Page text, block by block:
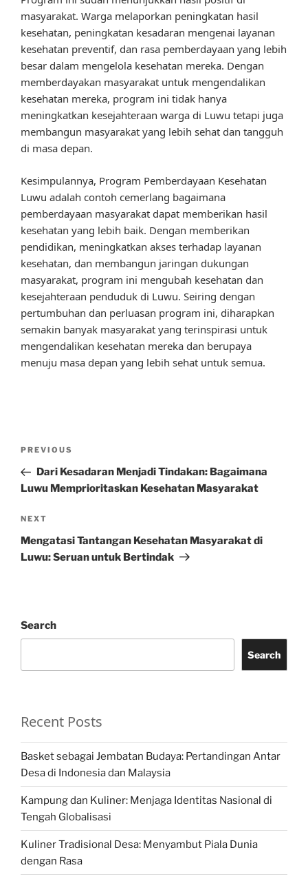
masyarakat. Warga melaporkan peningkatan hasil
kesehatan, peningkatan kesadaran mengenai layanan
kesehatan preventif, dan rasa pemberdayaan yang lebih
besar dalam mengelola kesehatan mereka. Dengan
memberdayakan masyarakat untuk mengendalikan
kesehatan mereka, program ini tidak hanya
meningkatkan kesejahteraan warga di Luwu tetapi juga
membangun masyarakat yang lebih sehat dan tangguh
di masa depan.
Kesimpulannya, Program Pemberdayaan Kesehatan
Luwu adalah contoh cemerlang bagaimana
pemberdayaan masyarakat dapat memberikan hasil
kesehatan yang lebih baik. Dengan memberikan
pendidikan, meningkatkan akses terhadap layanan
kesehatan, dan membangun jaringan dukungan
masyarakat, program ini mengubah kesehatan dan
kesejahteraan penduduk di Luwu. Seiring dengan
pertumbuhan dan perluasan program ini, diharapkan
semakin banyak masyarakat yang terinspirasi untuk
mengendalikan kesehatan mereka dan berupaya
menuju masa depan yang lebih sehat untuk semua.
Previous
Post
PREVIOUS
Dari Kesadaran Menjadi Tindakan: Bagaimana
Luwu Memprioritaskan Kesehatan Masyarakat
Next
Post
NEXT
Mengatasi Tantangan Kesehatan Masyarakat di
Luwu: Seruan untuk Bertindak
Search
Search
Recent Posts
Basket sebagai Jembatan Budaya: Pertandingan Antar
Desa di Indonesia dan Malaysia
Kampung dan Kuliner: Menjaga Identitas Nasional di
Tengah Globalisasi
Kuliner Tradisional Desa: Menyambut Piala Dunia
dengan Rasa